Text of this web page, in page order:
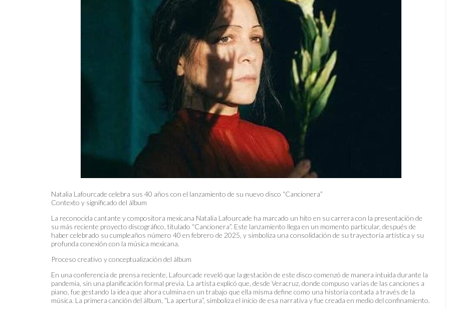
Natalia Lafourcade celebra sus 40 años con el lanzamiento de su nuevo disco “Cancionera”
Contexto y significado del álbum
La reconocida cantante y compositora mexicana Natalia Lafourcade ha marcado un hito en su carrera con la presentación de
su más reciente proyecto discográfico, titulado “Cancionera”. Este lanzamiento llega en un momento particular, después de
haber celebrado su cumpleaños número 40 en febrero de 2025, y simboliza una consolidación de su trayectoria artística y su
profunda conexión con la música mexicana.
Proceso creativo y conceptualización del álbum
En una conferencia de prensa reciente, Lafourcade reveló que la gestación de este disco comenzó de manera intuida durante la
pandemia, sin una planificación formal previa. La artista explicó que, desde Veracruz, donde compuso varias de las canciones a
piano, fue gestando la idea que ahora culmina en un trabajo que ella misma define como una historia contada a través de la
música. La primera canción del álbum, “La apertura”, simboliza el inicio de esa narrativa y fue creada en medio del confinamiento.